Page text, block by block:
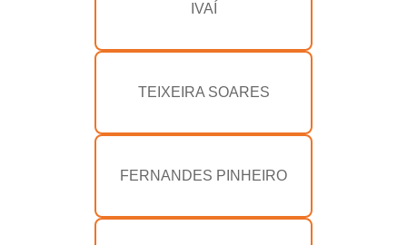
IVAÍ
TEIXEIRA SOARES
FERNANDES PINHEIRO